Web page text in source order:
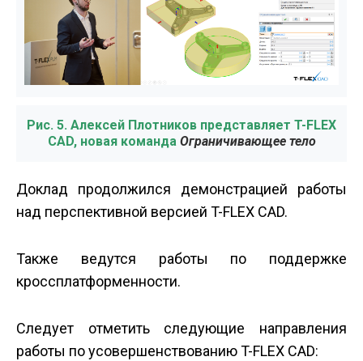
Рис. 5. Алексей Плотников представляет T-FLEX
CAD, новая команда Ограничивающее тело
Доклад продолжился демонстрацией работы
над перспективной версией T-FLEX CAD.
Также ведутся работы по поддержке
кроссплатформенности.
Следует отметить следующие направления
работы по усовершенствованию T-FLEX CAD: